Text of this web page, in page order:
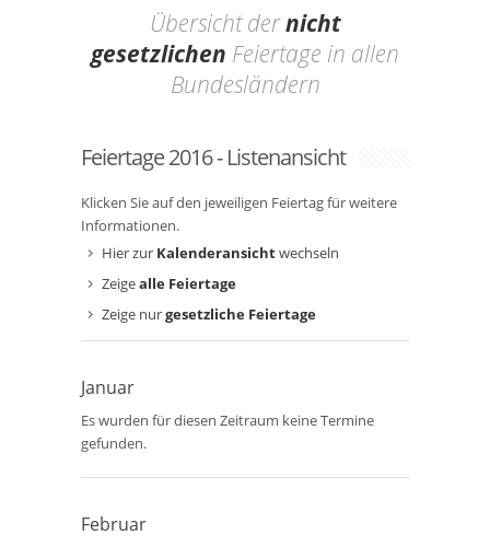
Übersicht dernicht
gesetzlichen Feiertage in allen
Bundesländern
Feiertage 2016 - Listenansicht
Klicken Sie auf den jeweiligen Feiertag für weitere
Informationen.
Hier zur Kalenderansichtwechseln
Zeigealle Feiertage
Zeige nurgesetzliche Feiertage
Januar
Es wurden für diesen Zeitraum keine Termine
gefunden.
Februar